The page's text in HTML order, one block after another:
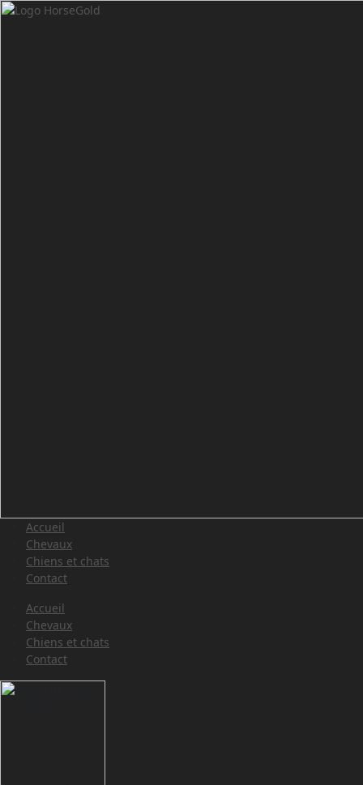
Accueil
Chevaux
Chiens et chats
Contact
Accueil
Chevaux
Chiens et chats
Contact